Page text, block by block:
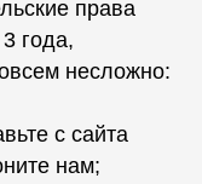
права
года,
несложно:
с сайта
нам;